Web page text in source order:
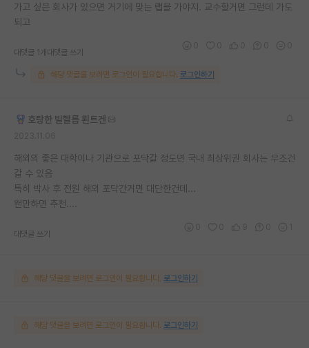
가고 싶은 회사가 있으면 거기에 맞는 랩을 가야지. 교수할거면 그런데 가도
되고
대댓글 1개 대댓글 쓰기
해당 댓글을 보려면 로그인이 필요합니다. 로그인하기
호탕한 빌헬름 뢴트겐
해외의 좋은 대학이나 기관으로 포닥갈 정도면 국내 최상위권 회사는 무조건
갈 수 있음
특히 박사 후 전원 해외 포닥간거면 대단한건데...
왠만하면 추천....
대댓글 쓰기
해당 댓글을 보려면 로그인이 필요합니다. 로그인하기
해당 댓글을 보려면 로그인이 필요합니다. 로그인하기